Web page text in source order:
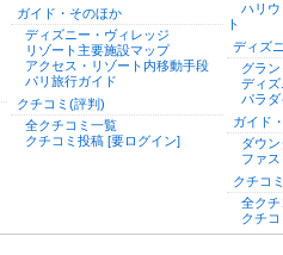
ガイド・そのほか
ディズニー・ヴィレッジ
リゾート主要施設マップ
アクセス・リゾート内移動手段
パリ旅行ガイド
クチコミ(評判)
全クチコミ一覧
クチコミ投稿 [要ログイン]
ハリ
ト
ディズ
グラ
ディ
パラ
ガイド
ダウ
ファ
クチコ
全ク
クチ